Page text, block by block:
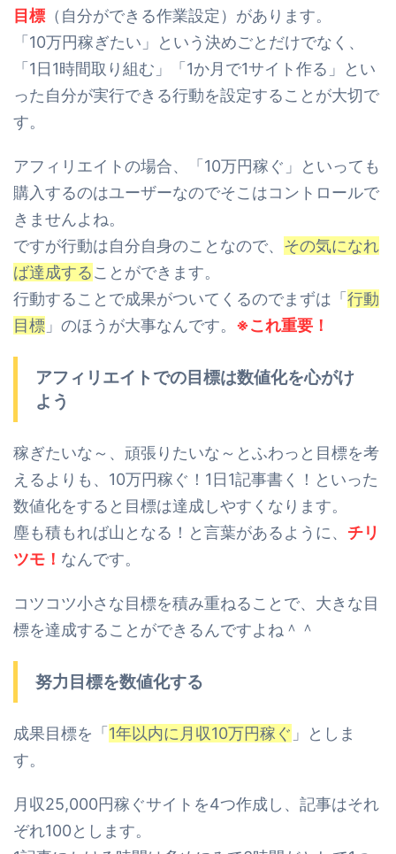
目標 （自分ができる作業設定）があります。
「10万円稼ぎたい」という決めごとだけでなく、
「1日1時間取り組む」「1か月で1サイト作る」
とい
った自分が実行できる行動を設定することが大切で
す。
アフィリエイトの場合、「10万円稼ぐ」といっても
購入するのはユーザーなのでそこはコントロールで
きませんよね。
ですが行動は自分自身のことなので、 その気になれ
ば達成することができます。
行動することで成果がついてくるのでまずは「 行動
目標 」のほうが大事なんです。 ※これ重要！
アフィリエイトでの目標は数値化を心がけ
よう
稼ぎたいな～、頑張りたいな～とふわっと目標を考
えるよりも、 10万円稼ぐ！1日1記事書く！といった
数値化をすると目標は達成しやすくなります。
塵も積もれば山となる！と言葉があるように、 チリ
ツモ！ なんです。
コツコツ小さな目標を積み重ねることで、大きな目
標を達成することができるんですよね＾＾
努力目標を数値化する
成果目標を「 1年以内に月収10万円稼ぐ 」としま
す。
月収25,000円稼ぐサイトを4つ作成し、記事はそれ
ぞれ100とします。